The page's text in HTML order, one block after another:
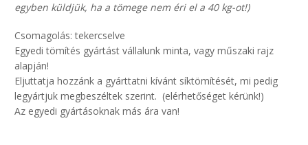
egyben küldjük, ha a tömege nem éri el a 40 kg-ot!)
Csomagolás: tekercselve
Egyedi tömítés gyártást vállalunk minta, vagy műszaki rajz
alapján!
Eljuttatja hozzánk a gyárttatni kívánt síktömítését, mi pedig
legyártjuk megbeszéltek szerint. (elérhetőséget kérünk!)
Az egyedi gyártásoknak más ára van!